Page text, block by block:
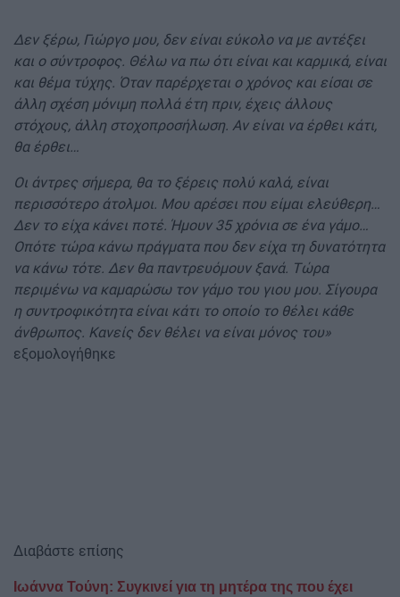
Δεν ξέρω, Γιώργο μου, δεν είναι εύκολο να με αντέξει
και ο σύντροφος. Θέλω να πω ότι είναι και καρμικά, είναι
και θέμα τύχης. Όταν παρέρχεται ο χρόνος και είσαι σε
άλλη σχέση μόνιμη πολλά έτη πριν, έχεις άλλους
στόχους, άλλη στοχοπροσήλωση. Αν είναι να έρθει κάτι,
θα έρθει…
Οι άντρες σήμερα, θα το ξέρεις πολύ καλά, είναι
περισσότερο άτολμοι. Μου αρέσει που είμαι ελεύθερη…
Δεν το είχα κάνει ποτέ. Ήμουν 35 χρόνια σε ένα γάμο…
Οπότε τώρα κάνω πράγματα που δεν είχα τη δυνατότητα
να κάνω τότε. Δεν θα παντρευόμουν ξανά. Τώρα
περιμένω να καμαρώσω τον γάμο του γιου μου. Σίγουρα
η συντροφικότητα είναι κάτι το οποίο το θέλει κάθε
άνθρωπος. Κανείς δεν θέλει να είναι μόνος του»
εξομολογήθηκε
Διαβάστε επίσης
Ιωάννα Τούνη: Συγκινεί για τη μητέρα της που έχει